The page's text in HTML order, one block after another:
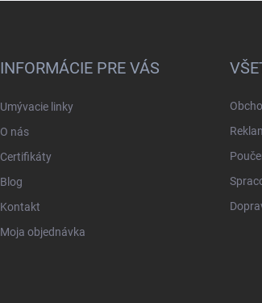
INFORMÁCIE PRE VÁS
Umývacie linky
O nás
Certifikáty
Blog
Kontakt
Moja objednávka